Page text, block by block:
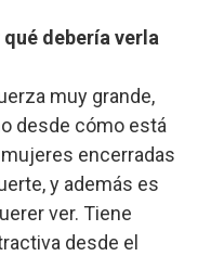
debería verla
muy grande,
desde cómo está
encerradas
y además es
ver. Tiene
desde el